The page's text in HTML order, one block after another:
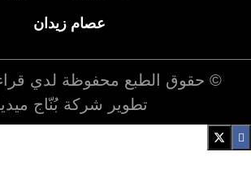
عصام زيدان
© حقوق الطبع محفوظة لدي
تطوير شركةبُنّاج